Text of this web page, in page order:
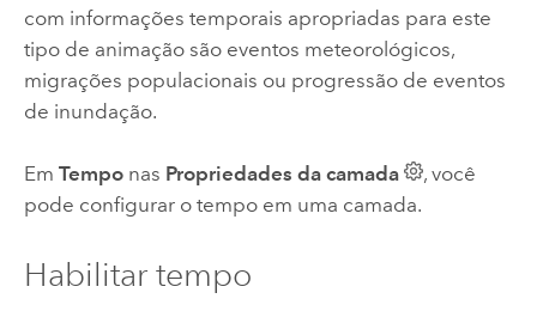
com informações temporais apropriadas para este
tipo de animação são eventos meteorológicos,
migrações populacionais ou progressão de eventos
de inundação.
Em Temponas Propriedades da camada
, você
pode configurar o tempo em uma camada.
Habilitar tempo